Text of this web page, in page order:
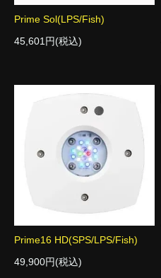
Prime Sol(LPS/Fish)
45,601円(税込)
Prime16 HD(SPS/LPS/Fish)
49,900円(税込)